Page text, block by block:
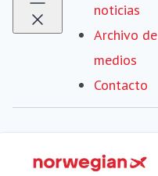
noticias
Archivo de
medios
Contacto